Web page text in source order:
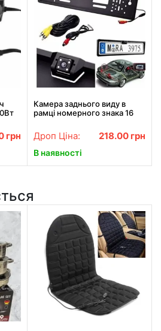
грн
Камера заднього виду в
рамці номерного знака 16
R314
Дроп Ціна: 218.00 грн
В наявності